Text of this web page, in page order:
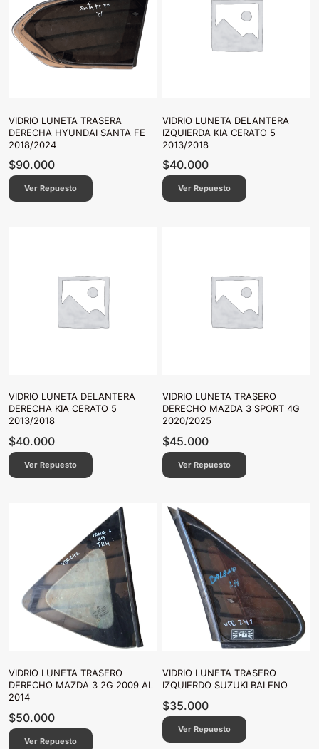
VIDRIO LUNETA TRASERA
DERECHA HYUNDAI SANTA FE
2018/2024
$90.000
Ver Repuesto
VIDRIO LUNETA DELANTERA
IZQUIERDA KIA CERATO 5
2013/2018
$40.000
Ver Repuesto
VIDRIO LUNETA DELANTERA
DERECHA KIA CERATO 5
2013/2018
$40.000
Ver Repuesto
VIDRIO LUNETA TRASERO
DERECHO MAZDA 3 SPORT 4G
2020/2025
$45.000
Ver Repuesto
VIDRIO LUNETA TRASERO
DERECHO MAZDA 3 2G 2009 AL
2014
$50.000
Ver Repuesto
VIDRIO LUNETA TRASERO
IZQUIERDO SUZUKI BALENO
$35.000
Ver Repuesto